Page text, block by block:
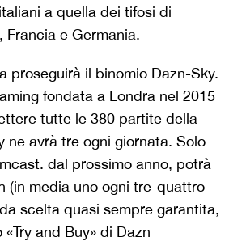
a quella dei tifosi di
Francia e Germania.
proseguirà il binomio Dazn-Sky.
fondata a Londra nel 2015
tutte le 380 partite della
ne avrà tre ogni giornata. Solo
dal prossimo anno, potrà
(in media uno ogni tre-quattro
scelta quasi sempre garantita,
and Buy» di Dazn